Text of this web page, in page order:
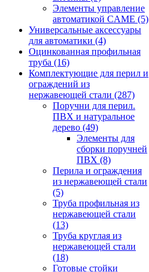
Элементы управление
автоматикой CAME (5)
Универсальные аксессуары
для автоматики (4)
Оцинкованная профильная
труба (16)
Комплектующие для перил и
ограждений из
нержавеющей стали (287)
Поручни для перил.
ПВХ и натуральное
дерево (49)
Элементы для
сборки поручней
ПВХ (8)
Перила и ограждения
из нержавеющей стали
(5)
Труба профильная из
нержавеющей стали
(13)
Труба круглая из
нержавеющей стали
(18)
Готовые стойки